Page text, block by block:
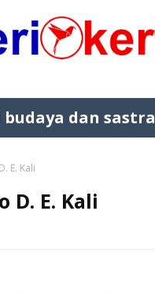
budaya dan sastra
E. Kali
D. E. Kali